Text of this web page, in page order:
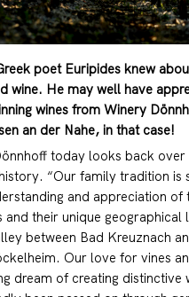
poet Euripides knew
wine. He may well have
wines from Winery
an der Nahe, in that case!
today looks back over
“Our family tradition is
and appreciation of
and their unique geographical
between Bad Kreuznach
Our love for vines
dream of creating distinctive